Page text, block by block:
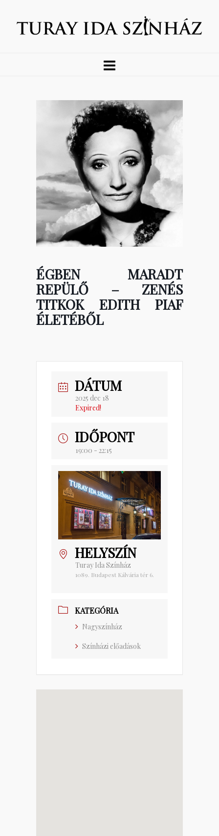
ÉGBEN MARADT
REPÜLŐ – ZENÉS
TITKOK EDITH PIAF
ÉLETÉBŐL
DÁTUM
2025 dec 18
Expired!
IDŐPONT
19:00 - 22:15
HELYSZÍN
Turay Ida Színház
1089. Budapest Kálvária tér 6.
KATEGÓRIA
Nagyszínház
Színházi előadások